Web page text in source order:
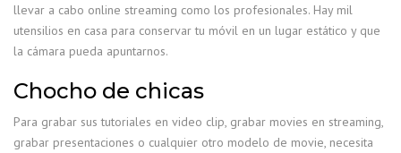
llevar a cabo online streaming como los profesionales. Hay mil
utensilios en casa para conservar tu móvil en un lugar estático y que
la cámara pueda apuntarnos.
Chocho de chicas
Para grabar sus tutoriales en video clip, grabar movies en streaming,
grabar presentaciones o cualquier otro modelo de movie, necesita